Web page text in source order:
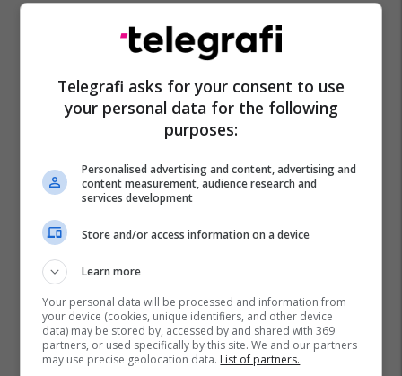
Telegrafi asks for your consent to use
your personal data for the following
purposes:
Personalised advertising and content, advertising and
content measurement, audience research and
services development
Store and/or access information on a device
Learn more
Your personal data will be processed and information from
your device (cookies, unique identifiers, and other device
data) may be stored by, accessed by and shared with 369
partners, or used specifically by this site. We and our partners
may use precise geolocation data. List of partners.